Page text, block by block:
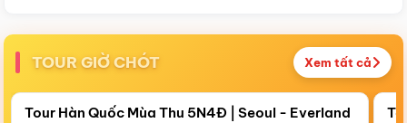
TOUR GIỜ CHÓT Xem tất cả
Còn19 ngày 00:35:44
Điểm nổi bật
Tour Hàn Quốc Mùa Thu 5N4Đ | Seoul - Everland